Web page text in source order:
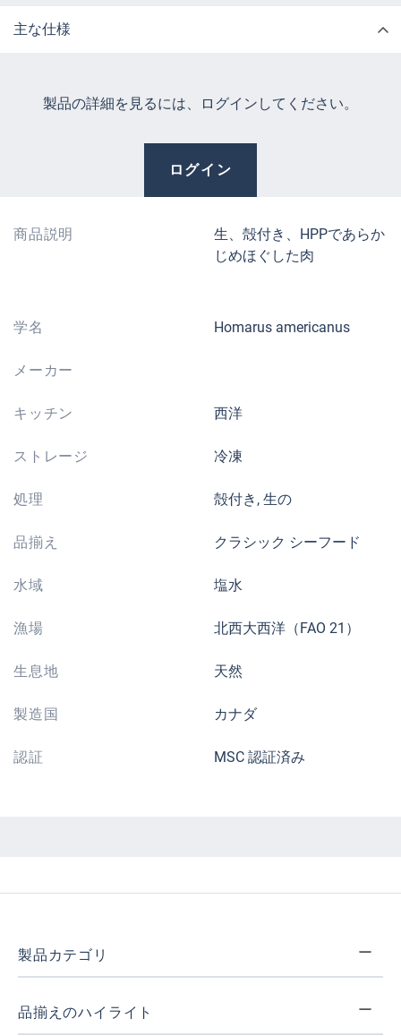
主な仕様
製品の詳細を見るには、ログインしてください。
ログイン
商品説明
生、殻付き、HPPであらか
じめほぐした肉
学名 Homarus americanus
メーカー
キッチン 西洋
ストレージ 冷凍
処理 殻付き, 生の
品揃え クラシック シーフード
水域 塩水
漁場 北西大西洋（FAO 21）
生息地 天然
製造国 カナダ
認証 MSC 認証済み
製品カテゴリ
品揃えのハイライト